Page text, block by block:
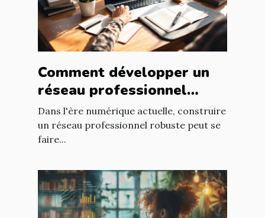
Comment développer un
réseau professionnel
puissant sans quitter
votre domicile
Dans l'ère numérique actuelle, construire
un réseau professionnel robuste peut se
faire...